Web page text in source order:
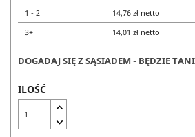
1 - 2
14,76 zł netto
3+
14,01 zł netto
DOGADAJ SIĘ Z SĄSIADEM - BĘDZIE
ILOŚĆ